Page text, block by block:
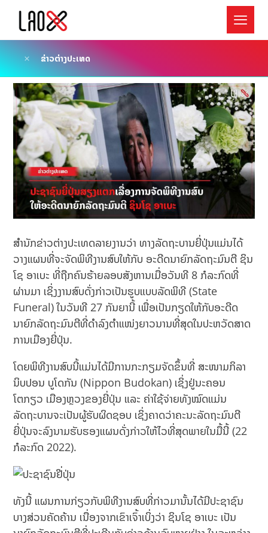
ຂ່າວຕ່າງປະເທດ
ສຳນັກຂ່າວຕ່າງປະເທດລາຍງານວ່າ ທາງລັດຖະບານຍີ່ປຸ່ນແມ່ນໄດ້
ວາງແຜນທີ່ຈະຈັດພິທີງານສົບໃຫ້ກັບ ອະດີດນາຍົກລັດຖະມົນຕີ ຊິນ
ໂຊ ອາເບະ ທີ່ຖືກຄົນຮ້າຍລອບສັງຫານເມື່ອວັນທີ 8 ກໍລະກົດທີ່
ຜ່ານມາ ເຊິ່ງງານສົບດັ່ງກ່າວເປັນຮູບແບບລັດພິທີ (State
Funeral) ໃນວັນທີ 27 ກັນຍານີ້ ເພື່ອເປັນກຽດໃຫ້ກັບອະດີດ
ນາຍົກລັດຖະມົນຕີທີ່ດຳລົງຕໍາແໜ່ງຍາວນານທີ່ສຸດໃນປະຫວັດສາດ
ການເມືອງຍີ່ປຸ່ນ.
ໂດຍພິທີງານສົບນີ້ແມ່ນໄດ້ມີການກະກຽມຈັດຂຶ້ນທີ່ ສະໜາມກິລາ
ນິບປອນ ບູໂດກັນ (Nippon Budokan) ເຊິ່ງຢູ່ນະຄອນ
ໂຕກຽວ ເມືອງຫຼວງຂອງຍີ່ປຸ່ນ ແລະ ຄ່າໃຊ້ຈ່າຍທັງໝົດແມ່ນ
ລັດຖະບານຈະເປັນຜູ້ຮັບຜິດຊອບ ເຊິ່ງຄາດວ່າຄະນະລັດຖະມົນຕີ
ຍີ່ປຸ່ນຈະລົງນາມຮັບຮອງແຜນດັ່ງກ່າວໃຫ້ໄວທີ່ສຸດພາຍໃນມື້ນີ້ (22
ກໍລະກົດ 2022).
ທັງນີ້ ແຜນການກ່ຽວກັບພິທີງານສົບທີ່ກ່າວມານັ້ນໄດ້ມີປະຊາຊົນ
ບາງສ່ວນຄັດຄ້ານ ເນື່ອງຈາກເຂົາເຈົ້າເບິ່ງວ່າ ຊິນໂຊ ອາເບະ ເປັນ